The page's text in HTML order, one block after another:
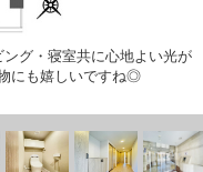
ング・寝室共に心地よい光が
にも嬉しいですね◎